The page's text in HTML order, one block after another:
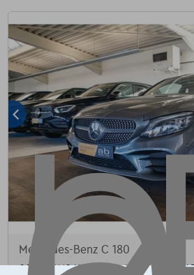
Mercedes-Benz C 180
COUPE, AMG-LINE, PANO, LED, CAMERA,